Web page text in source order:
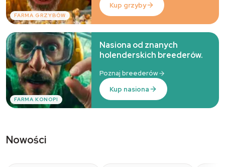
FARMA GRZYBÓW
Kup grzyby
FARMA KONOPI
Nasiona od znanych
holenderskich breederów.
Poznaj breederów
Kup nasiona
Nowości